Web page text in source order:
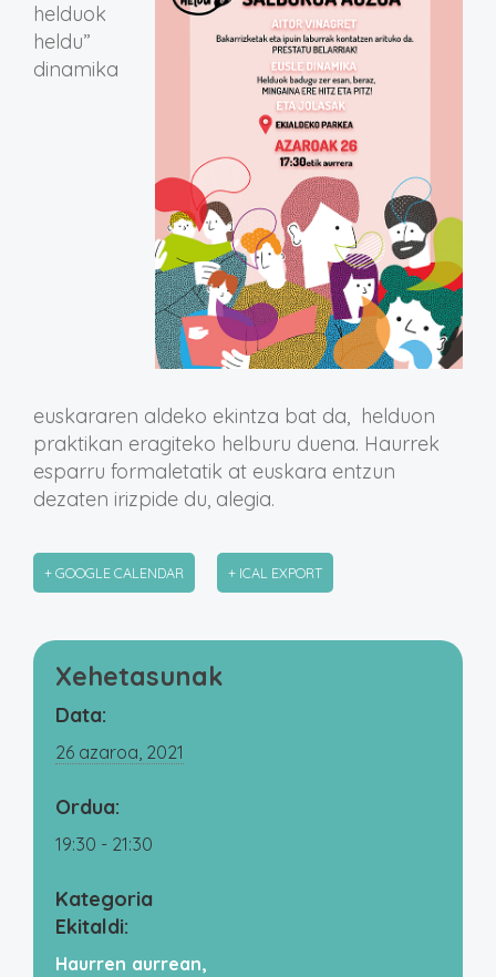
helduok
heldu”
dinamika
euskararen aldeko ekintza bat da, helduon
praktikan eragiteko helburu duena. Haurrek
esparru formaletatik at euskara entzun
dezaten irizpide du, alegia.
+ GOOGLE CALENDAR + ICAL EXPORT
Xehetasunak
Data:
26 azaroa, 2021
Ordua:
19:30 - 21:30
Kategoria
Ekitaldi:
Haurren aurrean,